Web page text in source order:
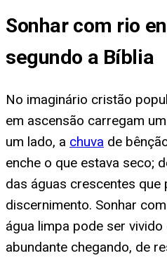
Sonhar com rio
segundo a Bíblia
No imaginário cristão
em ascensão carregam
um lado, a chuva de
enche o que estava seco;
das águas crescentes que
discernimento. Sonhar
água limpa pode ser
abundante chegando, de